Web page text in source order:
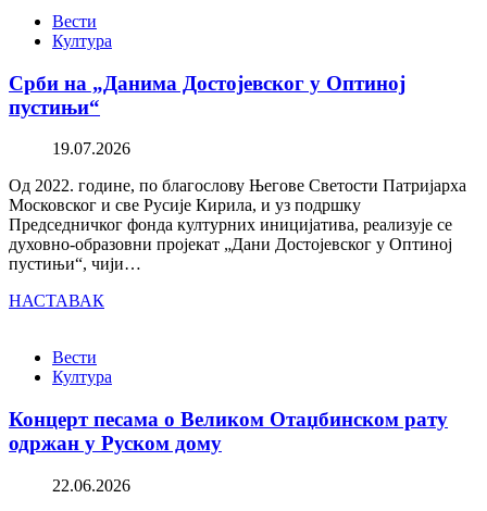
Вести
Култура
Срби на „Данима Достојевског у Оптиној
пустињи“
19.07.2026
Од 2022. године, по благослову Његове Светости Патријарха
Московског и све Русије Кирила, и уз подршку
Председничког фонда културних иницијатива, реализује се
духовно-образовни пројекат „Дани Достојевског у Оптиној
пустињи“, чији…
НАСТАВАК
Вести
Култура
Концерт песама о Великом Отаџбинском рату
одржан у Руском дому
22.06.2026